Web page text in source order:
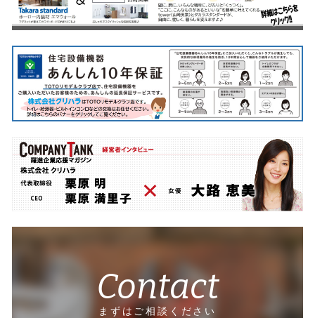
Contact
まずはご相談ください